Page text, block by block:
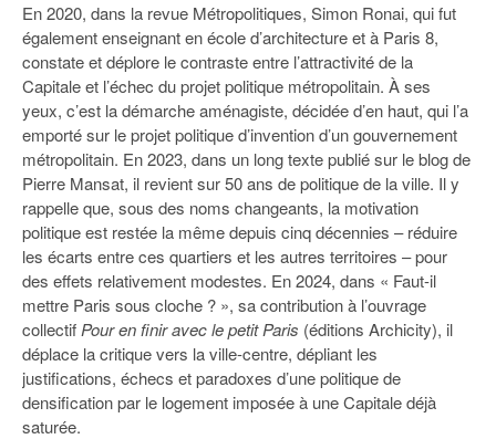
En 2020, dans la revue Métropolitiques, Simon Ronai, qui fut
également enseignant en école d’architecture et à Paris 8,
constate et déplore le contraste entre l’attractivité de la
Capitale et l’échec du projet politique métropolitain. À ses
yeux, c’est la démarche aménagiste, décidée d’en haut, qui l’a
emporté sur le projet politique d’invention d’un gouvernement
métropolitain. En 2023, dans un long texte publié sur le blog de
Pierre Mansat, il revient sur 50 ans de politique de la ville. Il y
rappelle que, sous des noms changeants, la motivation
politique est restée la même depuis cinq décennies – réduire
les écarts entre ces quartiers et les autres territoires – pour
des effets relativement modestes. En 2024, dans « Faut-il
mettre Paris sous cloche ? », sa contribution à l’ouvrage
collectif Pour en finir avec le petit Paris (éditions Archicity), il
déplace la critique vers la ville-centre, dépliant les
justifications, échecs et paradoxes d’une politique de
densification par le logement imposée à une Capitale déjà
saturée.